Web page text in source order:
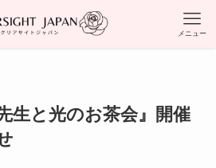
メニュー
生と光のお茶会』開催